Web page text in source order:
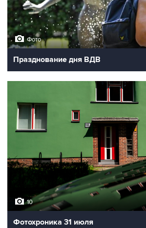
Фото
Празднование дня ВДВ
10
Фотохроника 31 июля